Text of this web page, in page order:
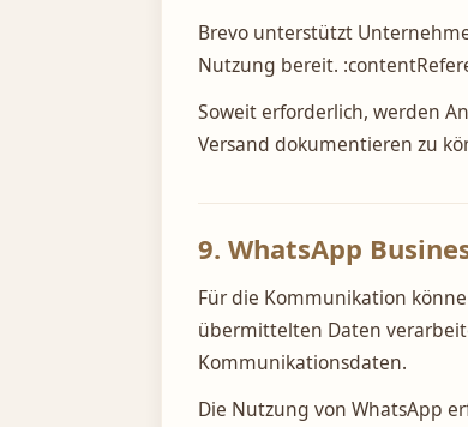
Brevo unterstützt
Nutzung bereit.
Soweit erforderlich, werden
Versand dokumentieren zu
9. WhatsApp
Für die Kommunikation
übermittelten Daten
Kommunikationsdaten.
Die Nutzung von WhatsApp